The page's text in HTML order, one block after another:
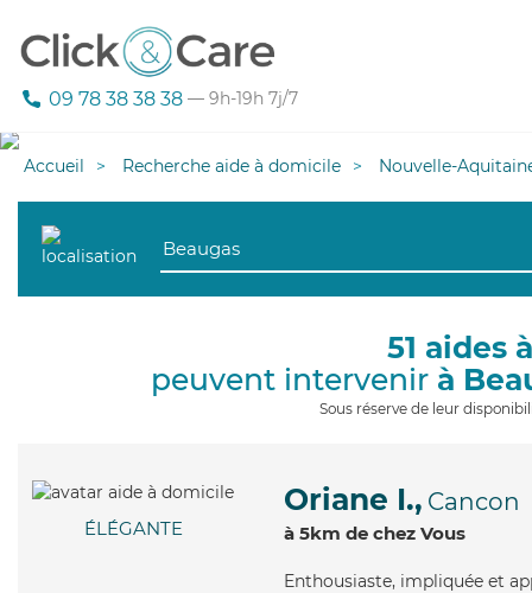
09 78 38 38 38 — 9h-19h 7j/7
Accueil Recherche aide à domicile Nouvelle-
51 aides
peuvent intervenir à
Sous réserve de leur
ÉLÉGANTE
Oriane I., Cancon
à 5km de chez Vous
Enthousiaste, impliquée et